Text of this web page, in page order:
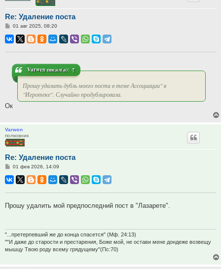
Re: Удаление поста
Сообщение
01 авг 2025, 08:20
Varwenписал(а): ↑
Прошу удалить дубль моего поста в теме Ассоциации" в
"Игротеке". Случайно продублировала.
Ок
Varwen
полковник
Re: Удаление поста
Сообщение
01 фев 2026, 14:09
Прошу удалить мой предпоследний пост в "Лазарете".
"...претерпевший же до конца спасется" (Мф. 24:13)
""И даже до старости и престарения, Боже мой, не остави мене дондеже возвещу
мышцу Твою роду всему грядущему"(Пс:70)